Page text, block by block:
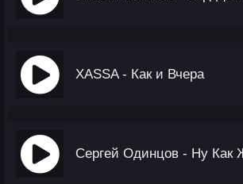
XASSA - Как и Вчера
Сергей Одинцов - Ну Как